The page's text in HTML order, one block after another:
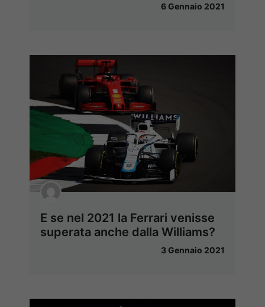
6 Gennaio 2021
E se nel 2021 la Ferrari venisse
superata anche dalla Williams?
3 Gennaio 2021